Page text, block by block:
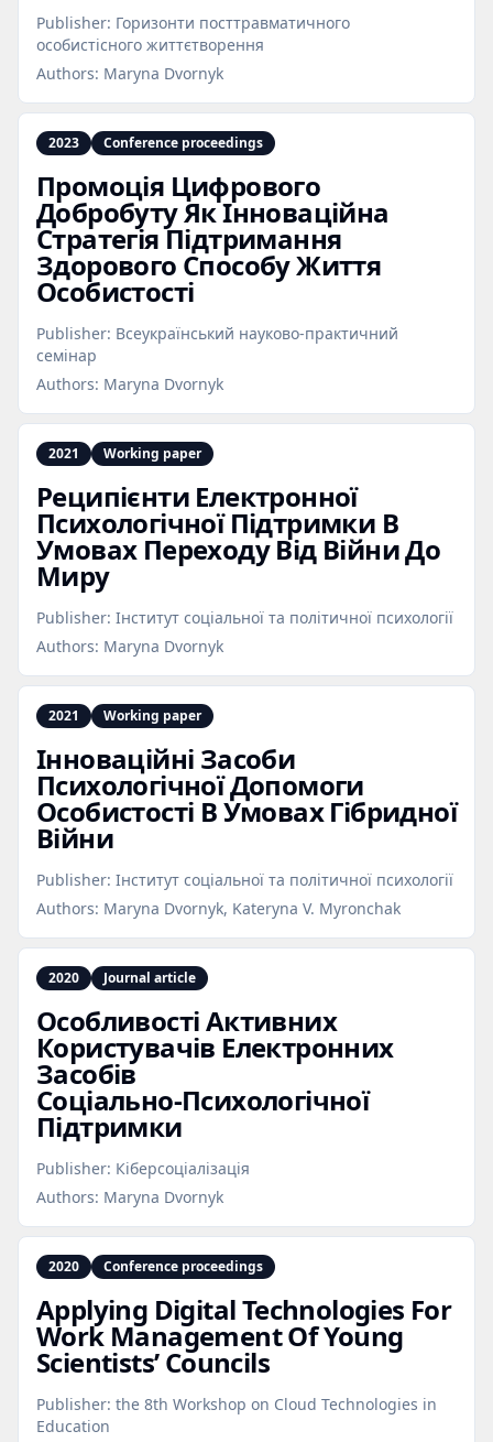
Publisher: Горизонти посттравматичного
особистісного життєтворення
Authors: Maryna Dvornyk
2023 Conference proceedings
Промоція Цифрового
Добробуту Як Інноваційна
Стратегія Підтримання
Здорового Способу Життя
Особистості
Publisher: Всеукраїнський науково-практичний
семінар
Authors: Maryna Dvornyk
2021 Working paper
Реципієнти Електронної
Психологічної Підтримки В
Умовах Переходу Від Війни До
Миру
Publisher: Інститут соціальної та політичної психології
Authors: Maryna Dvornyk
2021 Working paper
Інноваційні Засоби
Психологічної Допомоги
Особистості В Умовах Гібридної
Війни
Publisher: Інститут соціальної та політичної психології
Authors: Maryna Dvornyk, Kateryna V. Myronchak
2020 Journal article
Особливості Активних
Користувачів Електронних
Засобів
Соціально‑Психологічної
Підтримки
Publisher: Кіберсоціалізація
Authors: Maryna Dvornyk
2020 Conference proceedings
Applying Digital Technologies For
Work Management Of Young
Scientists’ Councils
Publisher: the 8th Workshop on Cloud Technologies in
Education